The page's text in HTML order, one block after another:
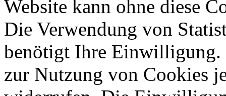
Website kann ohne diese
Die Verwendung von
benötigt Ihre
zur Nutzung von Cookies